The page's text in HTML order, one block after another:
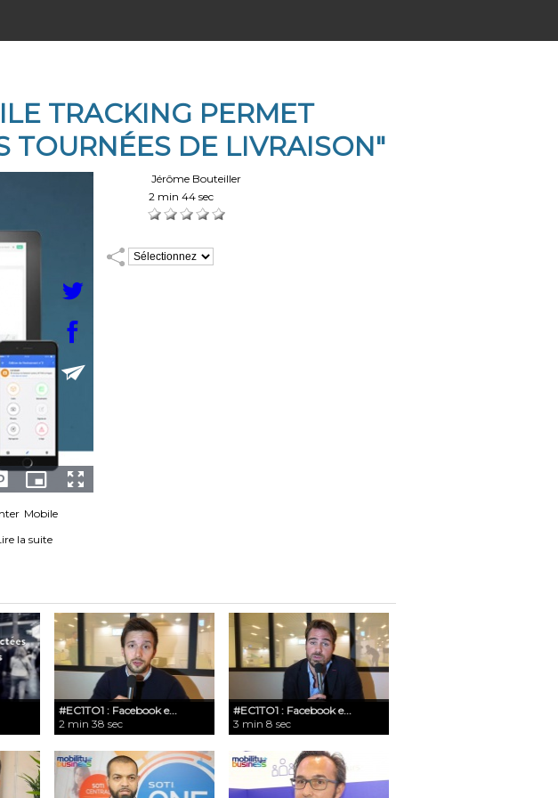
TRACKING PERMET
TOURNÉES DE LIVRAISON"
Jérôme Bouteiller
2 min 44 sec
Mobile
la suite
#EC1TO1 : Facebook e...
2 min 38 sec
#EC1TO1 : Facebook e...
3 min 8 sec